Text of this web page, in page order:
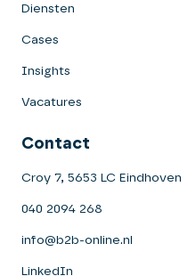
Diensten
Cases
Insights
Vacatures
Contact
Croy 7, 5653 LC Eindhoven
040 2094 268
info@b2b-online.nl
LinkedIn